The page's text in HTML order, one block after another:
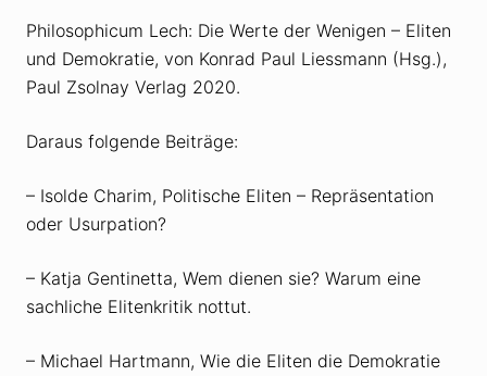
Philosophicum Lech: Die Werte der Wenigen – Eliten
und Demokratie, von Konrad Paul Liessmann (Hsg.),
Paul Zsolnay Verlag 2020.
Daraus folgende Beiträge:
– Isolde Charim, Politische Eliten – Repräsentation
oder Usurpation?
– Katja Gentinetta, Wem dienen sie? Warum eine
sachliche Elitenkritik nottut.
– Michael Hartmann, Wie die Eliten die Demokratie